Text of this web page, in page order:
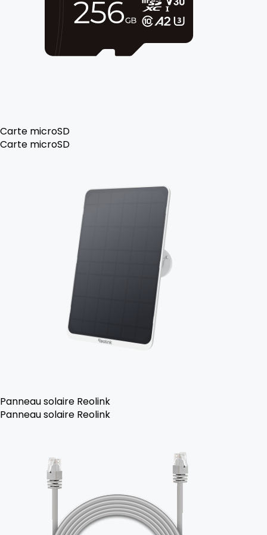
Carte microSD
Carte microSD
Panneau solaire Reolink
Panneau solaire Reolink